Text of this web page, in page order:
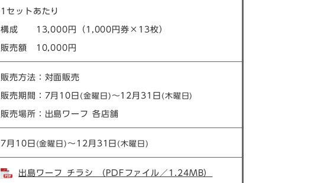
1セットあたり
​構成 13,000円（1,000円券×13枚）
​販売額 10,000円
販売方法：対面販売
​​販売期間：7月10日 (金曜日)​ ～12月31日 (木曜日)​
販売場所：出島ワーフ 各店舗
7月10日 (金曜日)​ ～12月31日 (木曜日)​​​​
出島ワーフ_チラシ （PDFファイル／1.24MB）